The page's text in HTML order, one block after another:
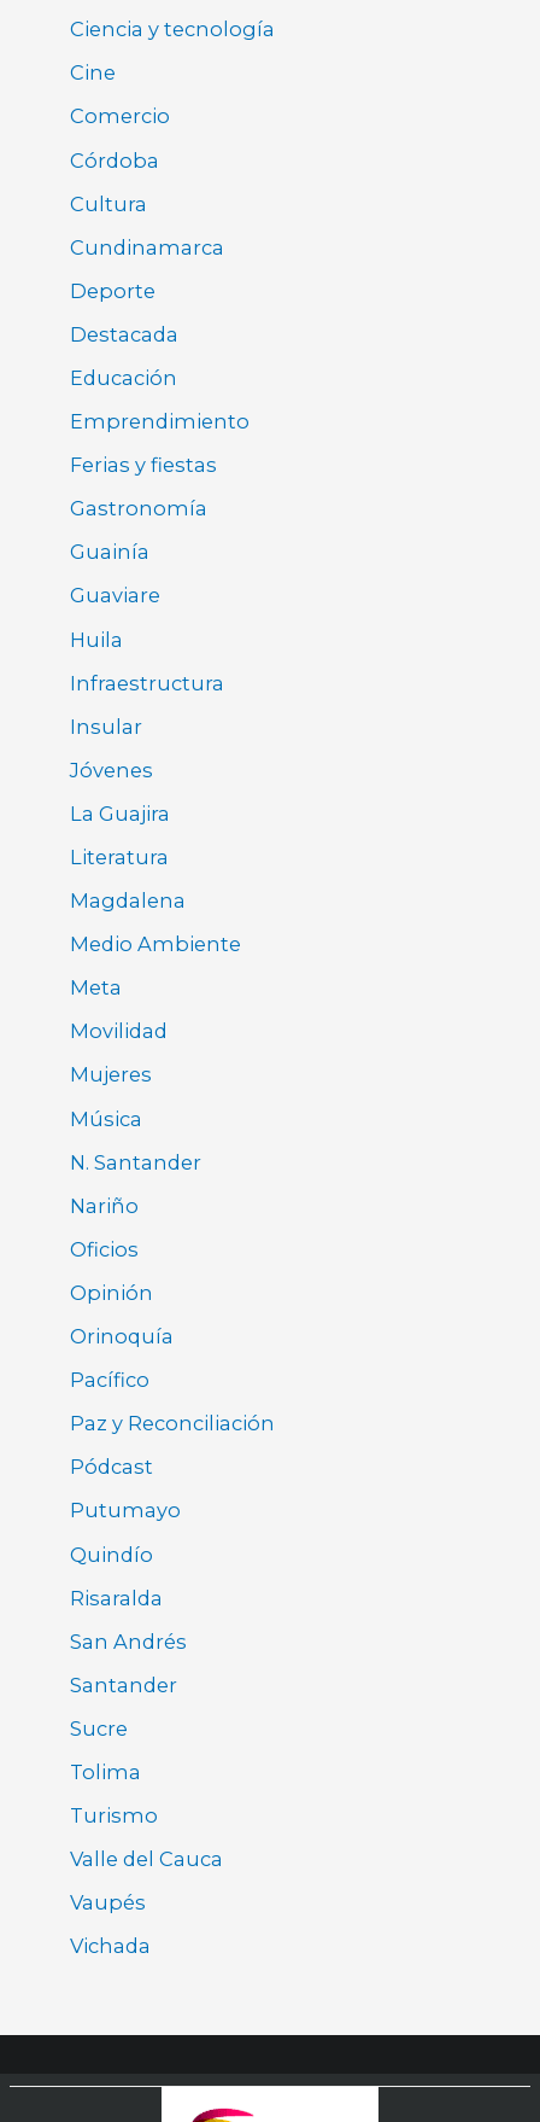
Ciencia y tecnología
Cine
Comercio
Córdoba
Cultura
Cundinamarca
Deporte
Destacada
Educación
Emprendimiento
Ferias y fiestas
Gastronomía
Guainía
Guaviare
Huila
Infraestructura
Insular
Jóvenes
La Guajira
Literatura
Magdalena
Medio Ambiente
Meta
Movilidad
Mujeres
Música
N. Santander
Nariño
Oficios
Opinión
Orinoquía
Pacífico
Paz y Reconciliación
Pódcast
Putumayo
Quindío
Risaralda
San Andrés
Santander
Sucre
Tolima
Turismo
Valle del Cauca
Vaupés
Vichada